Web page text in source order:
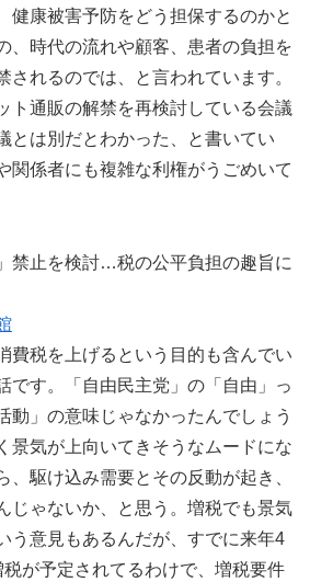
健康被害予防をどう担保するのかと
、時代の流れや顧客、患者の負担を
されるのでは、と言われています。
ト通販の解禁を再検討している会議
とは別だとわかった、と書いてい
関係者にも複雑な利権がうごめいて
禁止を検討…税の公平負担の趣旨に
費税を上げるという目的も含んでい
です。「自由民主党」の「自由」っ
動」の意味じゃなかったんでしょう
景気が上向いてきそうなムードにな
、駆け込み需要とその反動が起き、
じゃないか、と思う。増税でも景気
う意見もあるんだが、すでに来年4
が予定されてるわけで、増税要件